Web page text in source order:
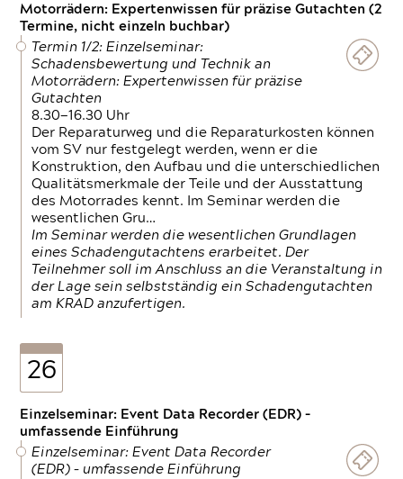
Motorrädern: Expertenwissen für präzise Gutachten (2
Termine, nicht einzeln buchbar)
Termin 1/2: Einzelseminar:
Schadensbewertung und Technik an
Motorrädern: Expertenwissen für präzise
Gutachten
8.30—16.30 Uhr
Der Reparaturweg und die Reparaturkosten können
vom SV nur festgelegt werden, wenn er die
Konstruktion, den Aufbau und die unterschiedlichen
Qualitätsmerkmale der Teile und der Ausstattung
des Motorrades kennt. Im Seminar werden die
wesentlichen Gru…
Im Seminar werden die wesentlichen Grundlagen
eines Schadengutachtens erarbeitet. Der
Teilnehmer soll im Anschluss an die Veranstaltung in
der Lage sein selbstständig ein Schadengutachten
am KRAD anzufertigen.
26
Einzelseminar: Event Data Recorder (EDR) –
umfassende Einführung
Einzelseminar: Event Data Recorder
(EDR) – umfassende Einführung